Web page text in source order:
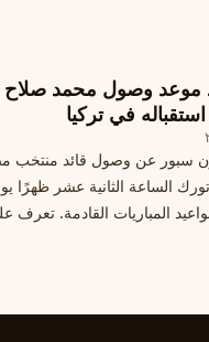
موعد وصول محمد صلاح
في تركيا
سبور عن وصول قائد منتخب
الساعة الثانية عشر ظهرًا
المباريات القادمة. تعرف